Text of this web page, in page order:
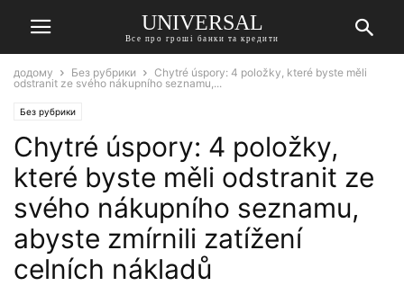
UNIVERSAL
Все про гроші банки та кредити
додому Без рубрики
Chytré úspory: 4 položky, které byste měli
odstranit ze svého nákupního seznamu,...
Без рубрики
Chytré úspory: 4 položky,
které byste měli odstranit ze
svého nákupního seznamu,
abyste zmírnili zatížení
celních nákladů